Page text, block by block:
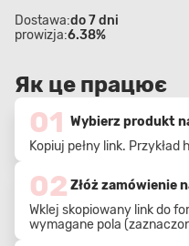
Dostawa:do 7 dni
prowizja:6.38%
Як це працює
01 Wybierz produkt
Kopiuj pełny link. Przykład
02 Złóż zamówienie
Wklej skopiowany link do
wymagane pola